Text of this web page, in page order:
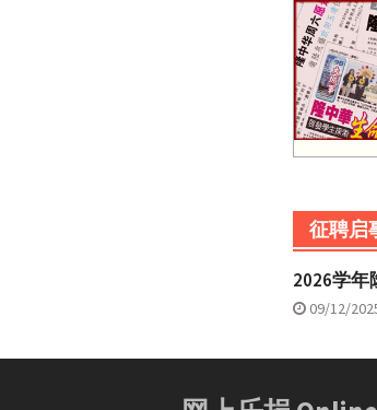
征聘启
2026学
09/12/